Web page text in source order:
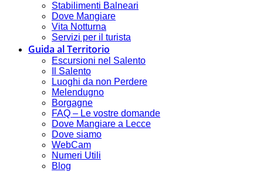
Stabilimenti Balneari
Dove Mangiare
Vita Notturna
Servizi per il turista
Guida al Territorio
Escursioni nel Salento
Il Salento
Luoghi da non Perdere
Melendugno
Borgagne
FAQ – Le vostre domande
Dove Mangiare a Lecce
Dove siamo
WebCam
Numeri Utili
Blog